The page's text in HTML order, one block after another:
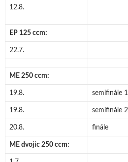
12.8.
EP 125 ccm:
22.7.
ME 250 ccm:
19.8. semifinále 1
19.8. semifinále 2
20.8. finále
ME dvojic 250 ccm: